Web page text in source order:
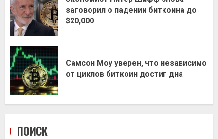
заговорил о падении биткоина до
$20,000
Самсон Моу уверен, что независимо
от циклов биткоин достиг дна
ПОИСК